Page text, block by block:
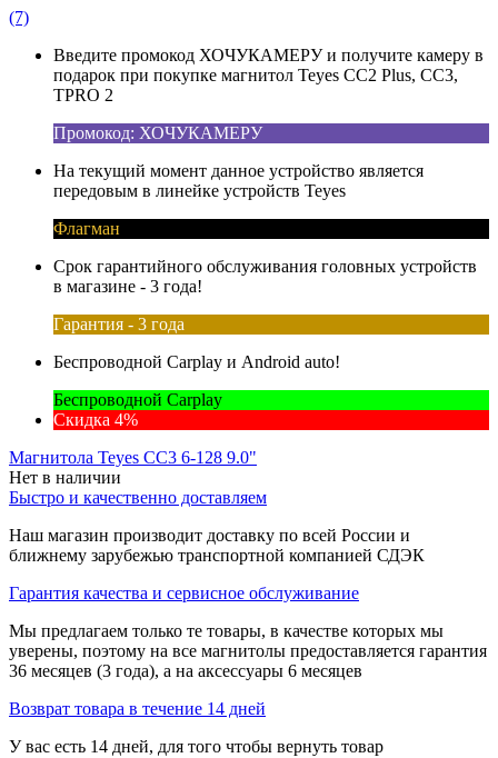
(7)
Введите промокод ХОЧУКАМЕРУ и получите камеру в
подарок при покупке магнитол Teyes CC2 Plus, CC3,
TPRO 2
Промокод: ХОЧУКАМЕРУ
На текущий момент данное устройство является
передовым в линейке устройств Teyes
Флагман
Срок гарантийного обслуживания головных устройств
в магазине - 3 года!
Гарантия - 3 года
Беспроводной Carplay и Android auto!
Беспроводной Carplay
Скидка 4%
Магнитола Teyes CC3 6-128 9.0"
Нет в наличии
Быстро и качественно доставляем
Наш магазин производит доставку по всей России и
ближнему зарубежью транспортной компанией СДЭК
Гарантия качества и сервисное обслуживание
Мы предлагаем только те товары, в качестве которых мы
уверены, поэтому на все магнитолы предоставляется гарантия
36 месяцев (3 года), а на аксессуары 6 месяцев
Возврат товара в течение 14 дней
У вас есть 14 дней, для того чтобы вернуть товар